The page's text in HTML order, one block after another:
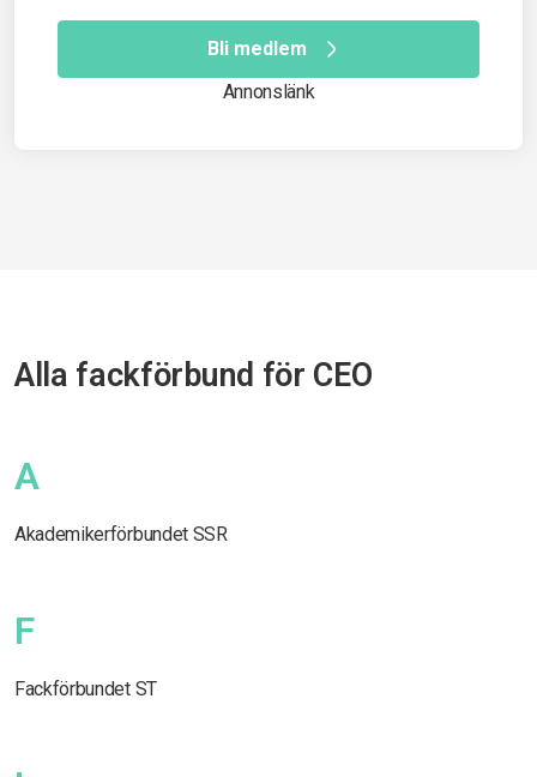
Bli medlem
Annonslänk
Alla fackförbund för CEO
A
Akademikerförbundet SSR
F
Fackförbundet ST